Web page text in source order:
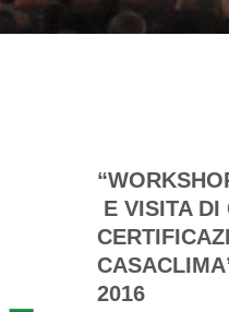
E VISITA DI
2016